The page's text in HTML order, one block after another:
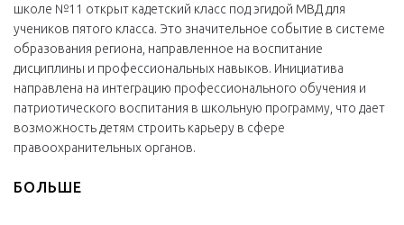
школе №11 открыт кадетский класс под эгидой МВД для
учеников пятого класса. Это значительное событие в системе
образования региона, направленное на воспитание
дисциплины и профессиональных навыков. Инициатива
направлена на интеграцию профессионального обучения и
патриотического воспитания в школьную программу, что дает
возможность детям строить карьеру в сфере
правоохранительных органов.
БОЛЬШЕ